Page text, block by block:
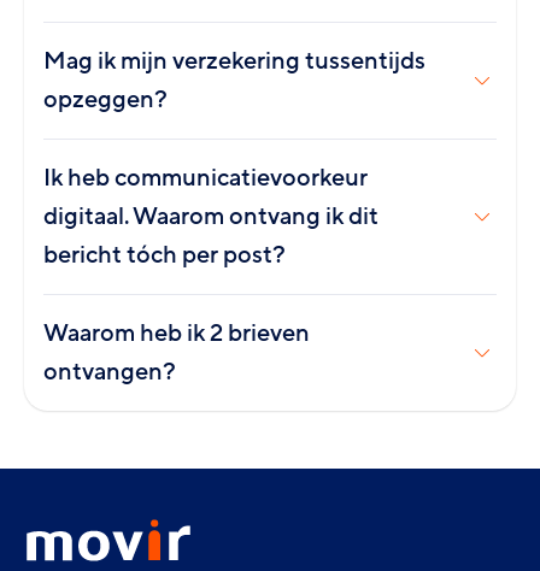
Mag ik mijn verzekering tussentijds
opzeggen?
Ik heb communicatievoorkeur
digitaal. Waarom ontvang ik dit
bericht tóch per post?
Waarom heb ik 2 brieven
ontvangen?
menu
Movir
-